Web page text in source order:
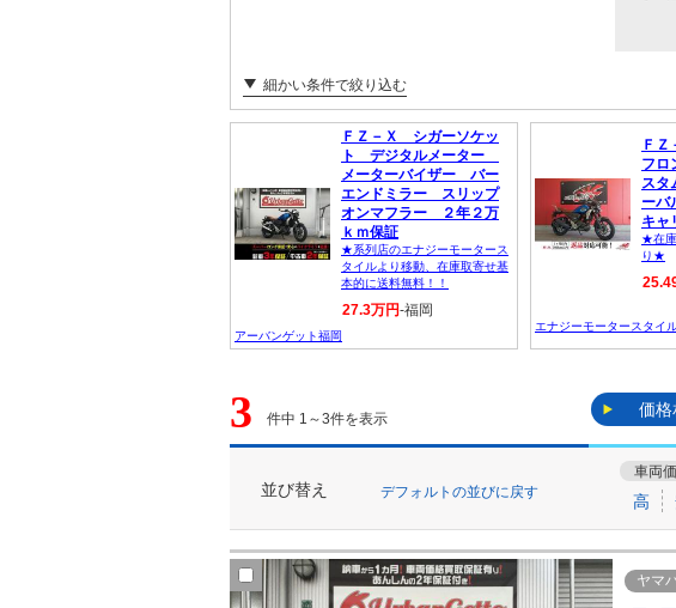
細かい条件で絞り込む
ＦＺ－Ｘ シガーソケッ
ト デジタルメーター
メーターバイザー バー
エンドミラー スリップ
オンマフラー ２年２万
ｋｍ保証
★系列店のエナジーモータース
タイルより移動、在庫取寄せ基
本的に送料無料！！
27.3万円-福岡
アーバンゲット福岡
Ｆ
フロ
スタ
ーバ
キャ
★在庫
り★
エナジーモータースタイ
3 件中 1～3件を表示 価格
並び替え デフォルトの並びに戻す
車両
高
ヤマ